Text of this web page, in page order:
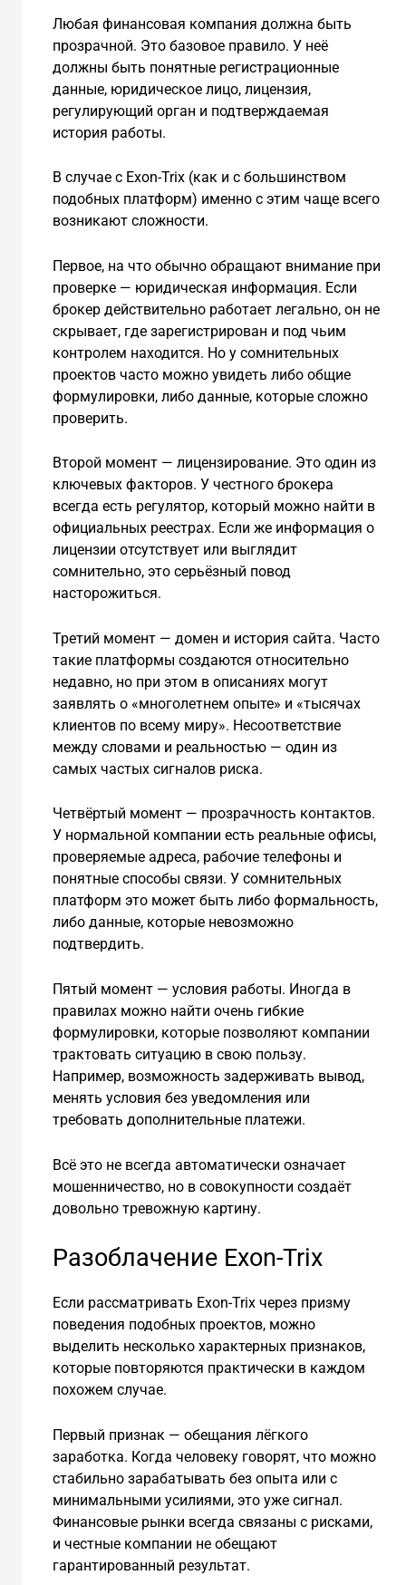
Любая финансовая компания должна быть
прозрачной. Это базовое правило. У неё
должны быть понятные регистрационные
данные, юридическое лицо, лицензия,
регулирующий орган и подтверждаемая
история работы.
В случае с Exon-Trix (как и с большинством
подобных платформ) именно с этим чаще всего
возникают сложности.
Первое, на что обычно обращают внимание при
проверке — юридическая информация. Если
брокер действительно работает легально, он не
скрывает, где зарегистрирован и под чьим
контролем находится. Но у сомнительных
проектов часто можно увидеть либо общие
формулировки, либо данные, которые сложно
проверить.
Второй момент — лицензирование. Это один из
ключевых факторов. У честного брокера
всегда есть регулятор, который можно найти в
официальных реестрах. Если же информация о
лицензии отсутствует или выглядит
сомнительно, это серьёзный повод
насторожиться.
Третий момент — домен и история сайта. Часто
такие платформы создаются относительно
недавно, но при этом в описаниях могут
заявлять о «многолетнем опыте» и «тысячах
клиентов по всему миру». Несоответствие
между словами и реальностью — один из
самых частых сигналов риска.
Четвёртый момент — прозрачность контактов.
У нормальной компании есть реальные офисы,
проверяемые адреса, рабочие телефоны и
понятные способы связи. У сомнительных
платформ это может быть либо формальность,
либо данные, которые невозможно
подтвердить.
Пятый момент — условия работы. Иногда в
правилах можно найти очень гибкие
формулировки, которые позволяют компании
трактовать ситуацию в свою пользу.
Например, возможность задерживать вывод,
менять условия без уведомления или
требовать дополнительные платежи.
Всё это не всегда автоматически означает
мошенничество, но в совокупности создаёт
довольно тревожную картину.
Разоблачение Exon-Trix
Если рассматривать Exon-Trix через призму
поведения подобных проектов, можно
выделить несколько характерных признаков,
которые повторяются практически в каждом
похожем случае.
Первый признак — обещания лёгкого
заработка. Когда человеку говорят, что можно
стабильно зарабатывать без опыта или с
минимальными усилиями, это уже сигнал.
Финансовые рынки всегда связаны с рисками,
и честные компании не обещают
гарантированный результат.